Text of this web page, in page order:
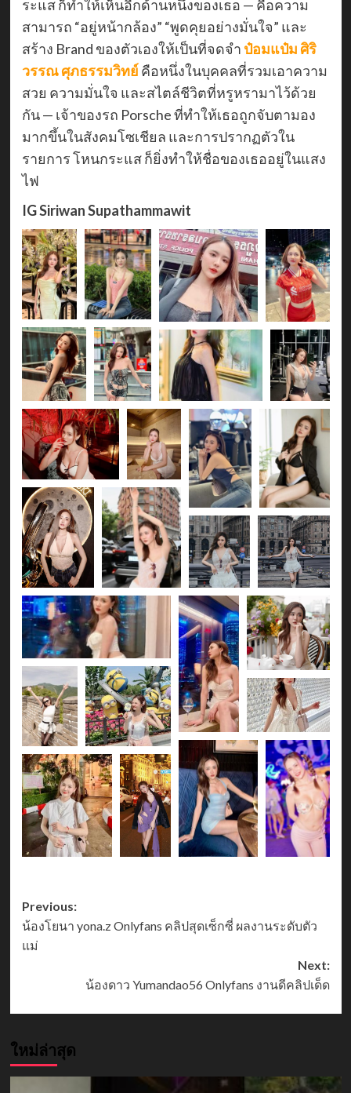
ระแส ก็ทำให้เห็นอีกด้านหนึ่งของเธอ — คือความ
สามารถ “อยู่หน้ากล้อง” “พูดคุยอย่างมั่นใจ” และ
สร้าง Brand ของตัวเองให้เป็นที่จดจำ ป๋อมแป๋ม ศิริ
วรรณ ศุภธรรมวิทย์ คือหนึ่งในบุคคลที่รวมเอาความ
สวย ความมั่นใจ และสไตล์ชีวิตที่หรูหรามาไว้ด้วย
กัน — เจ้าของรถ Porsche ที่ทำให้เธอถูกจับตามอง
มากขึ้นในสังคมโซเชียล และการปรากฏตัวใน
รายการ โหนกระแส ก็ยิ่งทำให้ชื่อของเธออยู่ในแสง
ไฟ
IGSiriwan Supathammawit
Post
navigation
Previous:
น้องโยนา yona.z Onlyfans คลิปสุดเซ็กซี่ ผลงานระดับตัว
แม่
Next:
น้องดาว Yumandao56 Onlyfans งานดีคลิปเด็ด
ใหม่ล่าสุด